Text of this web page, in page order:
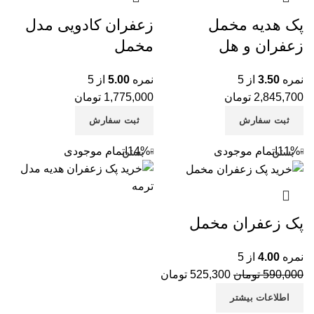
پک هدیه مخمل
زعفران و هل
نمره 3.50 از 5
2,845,700 تومان
ثبت سفارش
زعفران کادویی مدل
مخمل
نمره 5.00 از 5
1,775,000 تومان
ثبت سفارش
-11% اتمام موجودیبستن
پک زعفران مخمل
نمره 4.00 از 5
590,000 تومان 525,300 تومان
اطلاعات بیشتر
-14% اتمام موجودیبستن